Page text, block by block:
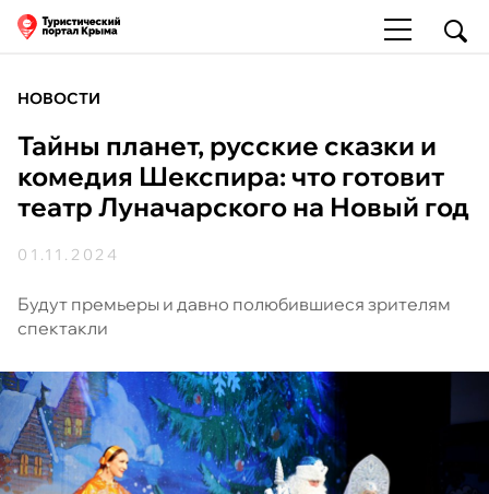
НОВОСТИ
Тайны планет, русские сказки и
комедия Шекспира: что готовит
театр Луначарского на Новый год
01.11.2024
Будут премьеры и давно полюбившиеся зрителям
спектакли